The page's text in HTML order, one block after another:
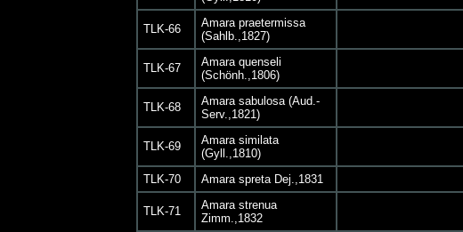
TLK-66
Amara praetermissa
(Sahlb.,1827)
TLK-67
Amara quenseli
(Schönh.,1806)
TLK-68
Amara sabulosa (Aud.­
Serv.,1821)
TLK-69
Amara similata
(Gyll.,1810)
TLK-70 Amara spreta Dej.,1831
TLK-71
Amara strenua
Zimm.,1832